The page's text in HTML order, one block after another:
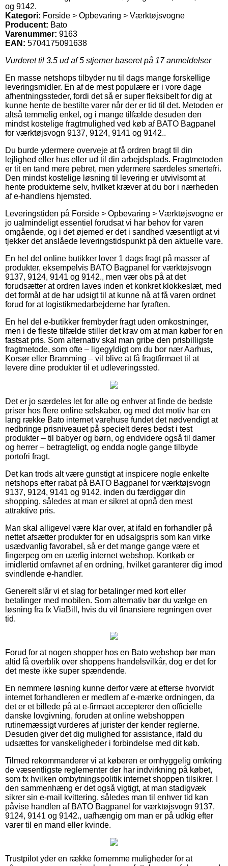
og 9142.
Kategori: Forside > Opbevaring > Værktøjsvogne
Producent: Bato
Varenummer: 9163
EAN: 5704175091638
Vurderet til 3.5 ud af 5 stjerner baseret på 17anmeldelser
En masse netshops tilbyder nu til dags mange forskellige
leveringsmidler. En af de mest populære er i vore dage
afhentningssteder, fordi det så er super fleksibelt for dig at
kunne hente de bestilte varer når der er tid til det. Metoden er
altså temmelig enkel, og i mange tilfælde desuden den
mindst kostelige fragtmulighed ved køb af BATO Bagpanel
for værktøjsvogn 9137, 9124, 9141 og 9142..
Du burde ydermere overveje at få ordren bragt til din
lejlighed eller hus eller ud til din arbejdsplads. Fragtmetoden
er tit en tand mere pebret, men ydermere særdeles smertefri.
Den mindst kostelige løsning til levering er utvivlsomt at
hente produkterne selv, hvilket kræver at du bor i nærheden
af e-handlens hjemsted.
Leveringstiden på Forside > Opbevaring > Værktøjsvogne er
jo ualmindeligt essentiel forudsat vi har behov for varen
omgående, og i det øjemed er det i sandhed væsentligt at vi
tjekker det anslåede leveringstidspunkt på den aktuelle vare.
En hel del online butikker lover 1 dags fragt på masser af
produkter, eksempelvis BATO Bagpanel for værktøjsvogn
9137, 9124, 9141 og 9142., men vær obs på at det
forudsætter at ordren laves inden et konkret klokkeslæt, med
det formål at de har udsigt til at kunne nå at få varen ordnet
forud for at logistikmedarbejderne har fyraften.
En hel del e-butikker frembyder fragt uden omkostninger,
men i de fleste tilfælde stiller det krav om at man køber for en
fastsat pris. Som alternativ skal man gribe den prisbilligste
fragtmetode, som ofte – ligegyldigt om du bor nær Aarhus,
Korsør eller Bramming – vil blive at få fragtfirmaet til at
levere dine produkter til et udleveringssted.
Det er jo særdeles let for alle og enhver at finde de bedste
priser hos flere online selskaber, og med det motiv har en
lang række Bato internet varehuse fundet det nødvendigt at
nedbringe prisniveauet på specielt deres bedst i test
produkter – til babyer og børn, og endvidere også til damer
og herrer – betragteligt, og endda nogle gange tilbyde
portofri fragt.
Det kan trods alt være gunstigt at inspicere nogle enkelte
netshops efter rabat på BATO Bagpanel for værktøjsvogn
9137, 9124, 9141 og 9142. inden du færdiggør din
shopping, således at man er sikret at opnå den mest
attraktive pris.
Man skal alligevel være klar over, at ifald en forhandler på
nettet afsætter produkter for en udsalgspris som kan virke
usædvanlig favorabel, så er det mange gange være et
fingerpeg om en uærlig internet webshop. Kortkøb er
imidlertid omfavnet af en ordning, hvilket garanterer dig imod
svindlende e-handler.
Generelt slår vi et slag for betalinger med kort eller
betalinger med mobilen. Som alternativ bør du vælge en
løsning fra fx ViaBill, hvis du vil finansiere regningen over
tid.
Forud for at nogen shopper hos en Bato webshop bør man
altid få overblik over shoppens handelsvilkår, dog er det for
det meste ikke super spændende.
En nemmere løsning kunne derfor være at efterse hvorvidt
internet forhandleren er medlem af e-mærke ordningen, da
det er et billede på at e-firmaet accepterer den officielle
danske lovgivning, foruden at online webshoppen
rutinemæssigt vurderes af jurister der kender reglerne.
Desuden giver det dig mulighed for assistance, ifald du
udsættes for vanskeligheder i forbindelse med dit køb.
Tilmed rekommanderer vi at køberen er omhyggelig omkring
de væsentligste reglementer der har indvirkning på købet,
som fx hvilken ombytningspolitik internet shoppen tilsikrer. I
den sammenhæng er det også vigtigt, at man stadigvæk
sikrer sin e-mail kvittering, således man til enhver tid kan
påvise handlen af BATO Bagpanel for værktøjsvogn 9137,
9124, 9141 og 9142., uafhængig om man er på udkig efter
varer til en mand eller kvinde.
Trustpilot yder en række fornemme muligheder for at